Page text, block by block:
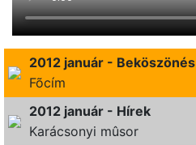
2012 január - Beköszönés
Fõcím
2012 január - Hírek
Karácsonyi mûsor